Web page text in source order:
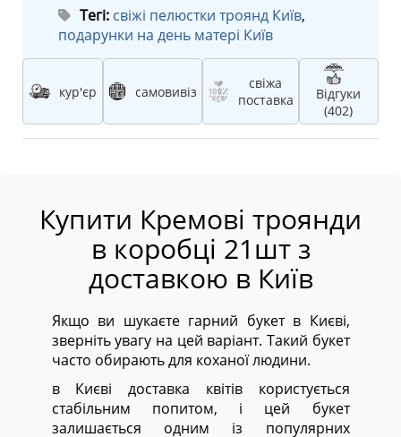
Тегі: свіжі пелюстки троянд Київ,
подарунки на день матері Київ
кур'єр самовивіз
свіжа
поставка
Відгуки
(402)
Купити Кремові троянди
в коробці 21шт з
доставкою в Київ
Якщо ви шукаєте гарний букет в Києві,
зверніть увагу на цей варіант. Такий букет
часто обирають для коханої людини.
в Києві доставка квітів користується
стабільним попитом, і цей букет
залишається одним із популярних